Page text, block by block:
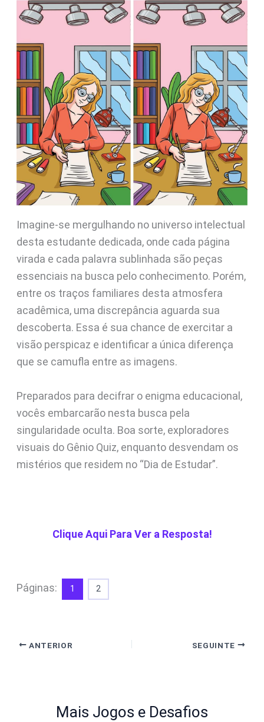
Imagine-se mergulhando no universo intelectual
desta estudante dedicada, onde cada página
virada e cada palavra sublinhada são peças
essenciais na busca pelo conhecimento. Porém,
entre os traços familiares desta atmosfera
acadêmica, uma discrepância aguarda sua
descoberta. Essa é sua chance de exercitar a
visão perspicaz e identificar a única diferença
que se camufla entre as imagens.
Preparados para decifrar o enigma educacional,
vocês embarcarão nesta busca pela
singularidade oculta. Boa sorte, exploradores
visuais do Gênio Quiz, enquanto desvendam os
mistérios que residem no “Dia de Estudar”.
Clique Aqui Para Ver a Resposta!
Páginas: 1 2
ANTERIOR SEGUINTE
Mais Jogos e Desafios